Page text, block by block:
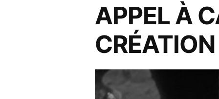
APPEL À
CRÉATION